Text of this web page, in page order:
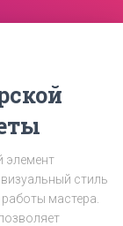
элемент
стиль
мастера.